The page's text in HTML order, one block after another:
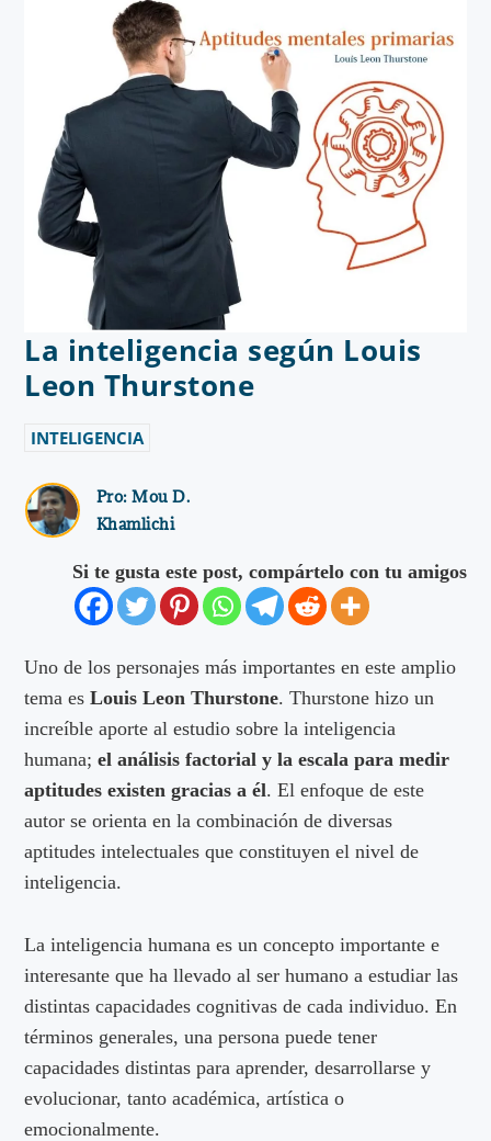
La inteligencia según Louis
Leon Thurstone
INTELIGENCIA
Pro:Mou D.
Khamlichi
Si te gusta este post, compártelo con tu amigos
Uno de los personajes más importantes en este amplio
tema esLouis Leon Thurstone. Thurstone hizo un
increíble aporte al estudio sobre la inteligencia
humana;el análisis factorial y la escala para medir
aptitudes existen gracias a él. El enfoque de este
autor se orienta en la combinación de diversas
aptitudes intelectuales que constituyen el nivel de
inteligencia.
La inteligencia humana es un concepto importante e
interesante que ha llevado al ser humano a estudiar las
distintas capacidades cognitivas de cada individuo. En
términos generales, una persona puede tener
capacidades distintas para aprender, desarrollarse y
evolucionar, tanto académica, artística o
emocionalmente.